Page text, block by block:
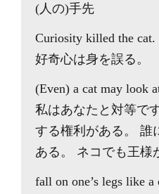
(人の)手先
Curiosity killed the cat.
好奇心は身を誤る。
(Even) a cat may look
私はあなたと対等で
する権利がある。 誰
ある。 ネコでも王様
fall on one’s legs like a